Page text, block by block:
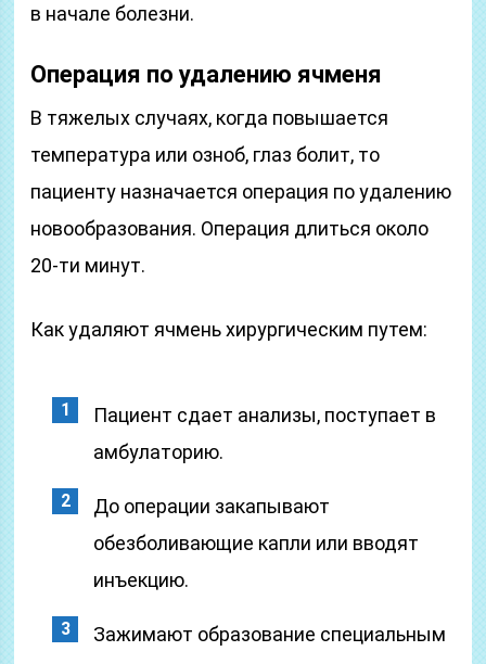
в начале болезни.
Операция по удалению ячменя
В тяжелых случаях, когда повышается
температура или озноб, глаз болит, то
пациенту назначается операция по удалению
новообразования. Операция длиться около
20-ти минут.
Как удаляют ячмень хирургическим путем:
Пациент сдает анализы, поступает в
амбулаторию.
До операции закапывают
обезболивающие капли или вводят
инъекцию.
Зажимают образование специальным